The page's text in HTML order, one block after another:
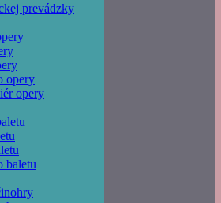
prevádzky
opery
opery
baletu